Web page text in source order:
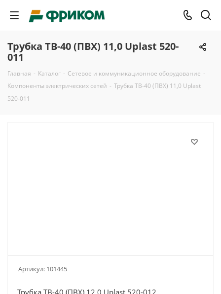
Трубка ТВ-40 (ПВХ) 11,0 Uplast 520-
011
Главная - Каталог - Сетевое и коммуникационное оборудование -
Компоненты электрических сетей - Трубка ТВ-40 (ПВХ) 11,0 Uplast
520-011
Артикул: 101445
Трубка ТВ-40 (ПВХ) 12,0 Uplast 520-012